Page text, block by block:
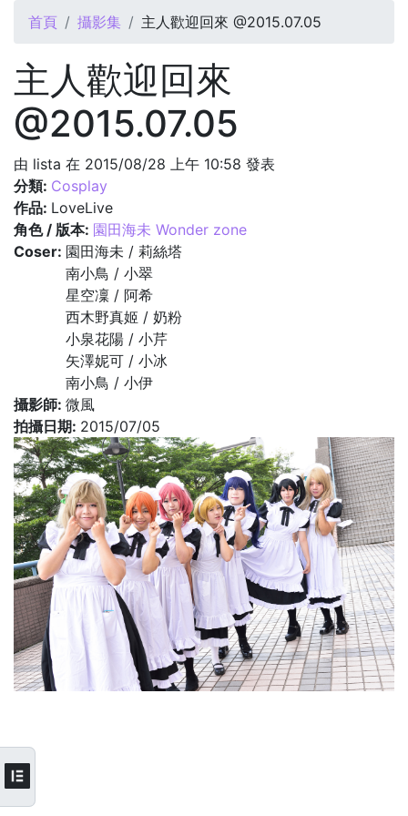
您在這裡
首頁 攝影集 主人歡迎回來 @2015.07.05
主人歡迎回來
@2015.07.05
由 lista 在 2015/08/28 上午 10:58 發表
分類: Cosplay
作品: LoveLive
角色 / 版本: 園田海未 Wonder zone
Coser: 園田海未 / 莉絲塔
南小鳥 / 小翠
星空凜 / 阿希
西木野真姬 / 奶粉
小泉花陽 / 小芹
矢澤妮可 / 小冰
南小鳥 / 小伊
攝影師: 微風
拍攝日期: 2015/07/05